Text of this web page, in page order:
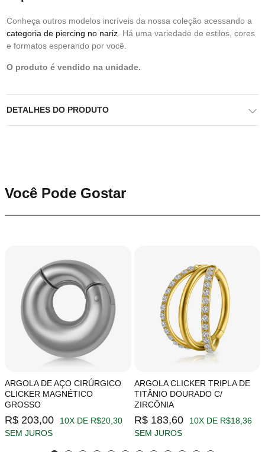
Conheça outros modelos incríveis da nossa coleção acessando a
categoria de piercing no nariz . Há uma variedade de estilos, cores
e formatos esperando por você.
O produto é vendido na unidade.
DETALHES DO PRODUTO
Você Pode Gostar
ARGOLA DE AÇO CIRÚRGICO
CLICKER MAGNÉTICO
GROSSO
R$ 203,00
10X DE R$20,30
SEM JUROS
ARGOLA CLICKER TRIPLA DE
TITÂNIO DOURADO C/
ZIRCÔNIA
R$ 183,60
10X DE R$18,36
SEM JUROS